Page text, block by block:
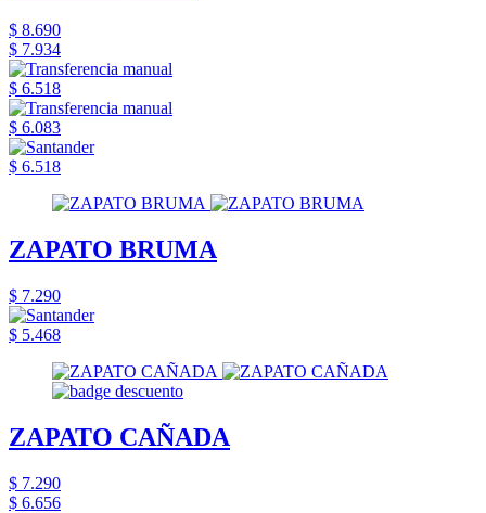
$ 8.690
$ 7.934
$ 6.518
$ 6.083
$ 6.518
ZAPATO BRUMA
$ 7.290
$ 5.468
ZAPATO CAÑADA
$ 7.290
$ 6.656